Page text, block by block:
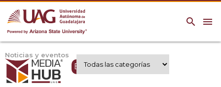
menu
search
Noticias y eventos
Expertos UAG